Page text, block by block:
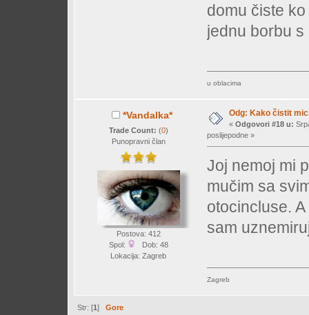
domu čiste
jednu borbu
u oblacima
*Vandalka*
Trade Count: (0)
Punopravni član
Postova: 412
Spol:
Dob: 48
Lokacija: Zagreb
Odg: Kako čistit
« Odgovori #18 u:
poslijepodne »
Joj nemoj mi
mučim sa
otocincluse.
sam
Zagreb
Str: [1]Gore